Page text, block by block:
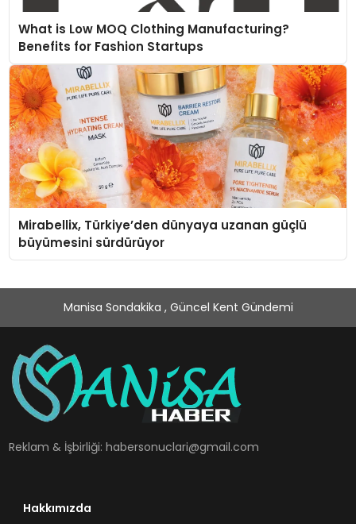
What is Low MOQ Clothing Manufacturing?
Benefits for Fashion Startups
Mirabellix, Türkiye’den dünyaya uzanan güçlü
büyümesini sürdürüyor
Manisa Sondakika , Güncel Kent Gündemi
Reklam & İşbirliği:habersonuclari@gmail.com
Hakkımızda